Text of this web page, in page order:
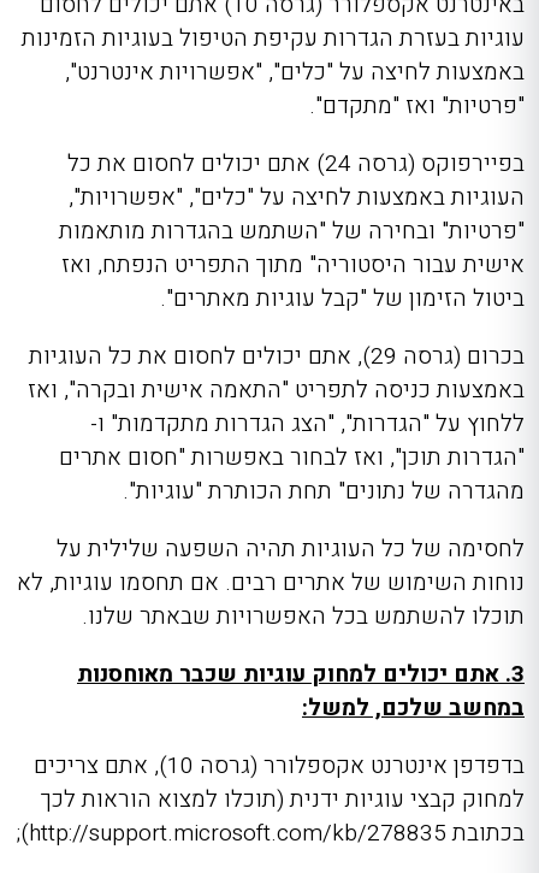
עוגיות בעזרת הגדרות עקיפת הטיפול בעוגיות הזמינות
באמצעות לחיצה על "כלים", "אפשרויות אינטרנט",
"פרטיות" ואז "מתקדם".
בפיירפוקס (גרסה 24) אתם יכולים לחסום את כל
העוגיות באמצעות לחיצה על "כלים", "אפשרויות",
"פרטיות" ובחירה של "השתמש בהגדרות מותאמות
אישית עבור היסטוריה" מתוך התפריט הנפתח, ואז
ביטול הזימון של "קבל עוגיות מאתרים".
בכרום (גרסה 29), אתם יכולים לחסום את כל העוגיות
באמצעות כניסה לתפריט "התאמה אישית ובקרה", ואז
ללחוץ על "הגדרות", "הצג הגדרות מתקדמות" ו-
"הגדרות תוכן", ואז לבחור באפשרות "חסום אתרים
מהגדרה של נתונים" תחת הכותרת "עוגיות".
לחסימה של כל העוגיות תהיה השפעה שלילית על
נוחות השימוש של אתרים רבים. אם תחסמו עוגיות, לא
תוכלו להשתמש בכל האפשרויות שבאתר שלנו.
3. אתם יכולים למחוק עוגיות שכבר מאוחסנות
במחשב שלכם, למשל:
בדפדפן אינטרנט אקספלורר (גרסה 10), אתם צריכים
למחוק קבצי עוגיות ידנית (תוכלו למצוא הוראות לכך
בכתובת http://support.microsoft.com/kb/278835);